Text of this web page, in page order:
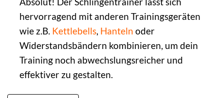
hervorragend mit anderen Trainingsgeräten
wie z.B. Kettlebells, Hanteln oder
Widerstandsbändern kombinieren, um dein
Training noch abwechslungsreicher und
effektiver zu gestalten.